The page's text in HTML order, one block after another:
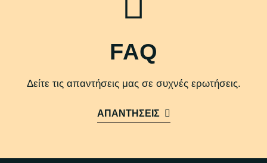
FAQ
Δείτε τις απαντήσεις μας σε συχνές ερωτήσεις.
ΑΠΑΝΤΗΣΕΙΣ